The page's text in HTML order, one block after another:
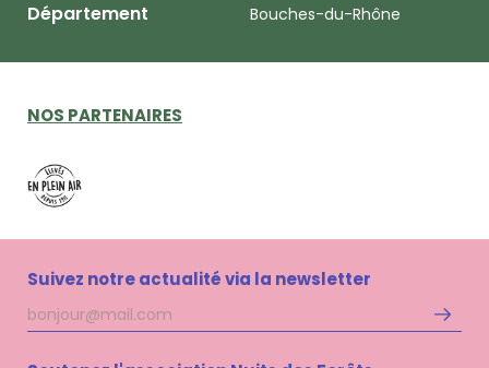
Département Bouches-du-Rhône
NOS PARTENAIRES
Suivez notre actualité via la newsletter
Adresse
mail